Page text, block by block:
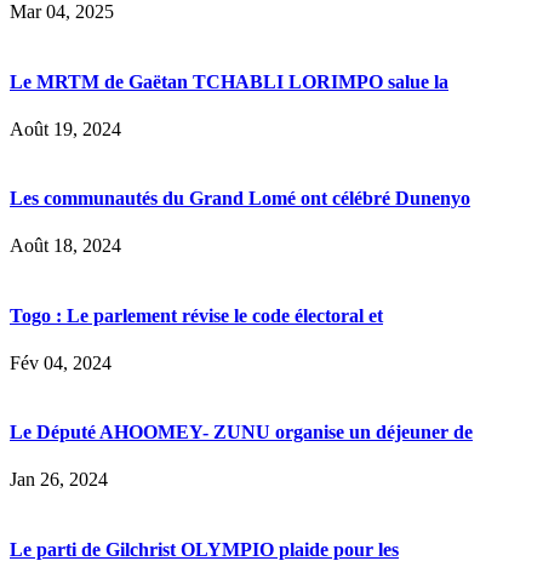
Mar 04, 2025
Le MRTM de Gaëtan TCHABLI LORIMPO salue la
Août 19, 2024
Les communautés du Grand Lomé ont célébré Dunenyo
Août 18, 2024
Togo : Le parlement révise le code électoral et
Fév 04, 2024
Le Député AHOOMEY- ZUNU organise un déjeuner de
Jan 26, 2024
Le parti de Gilchrist OLYMPIO plaide pour les